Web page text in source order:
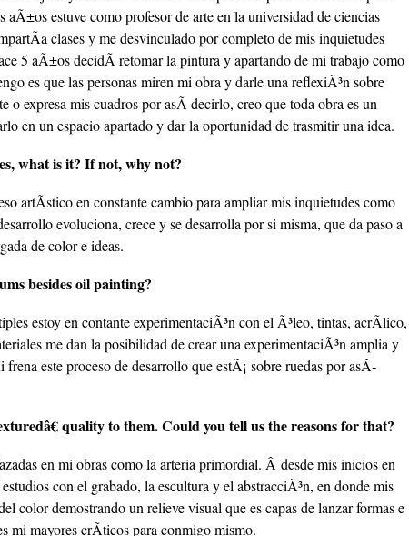
estuve como profesor de arte en la universidad de ciencias
clases y me desvinculado por completo de mis inquietudes
5 aÃ±os decidÃ­ retomar la pintura y apartando de mi trabajo como
es que las personas miren mi obra y darle una reflexiÃ³n sobre
o expresa mis cuadros por asÃ­ decirlo, creo que toda obra es un
en un espacio apartado y dar la oportunidad de trasmitir una idea.
what is it? If not, why not?
artÃ­stico en constante cambio para ampliar mis inquietudes como
evoluciona, crece y se desarrolla por si misma, que da paso a
de color e ideas.
besides oil painting?
estoy en contante experimentaciÃ³n con el Ã³leo, tintas, acrÃ­lico,
me dan la posibilidad de crear una experimentaciÃ³n amplia y
este proceso de desarrollo que estÃ¡ sobre ruedas por asÃ­
quality to them. Could you tell us the reasons for that?
en mi obras como la arteria primordial. Â desde mis inicios en
con el grabado, la escultura y el abstracciÃ³n, en donde mis
color demostrando un relieve visual que es capas de lanzar formas e
mi mayores crÃ­ticos para conmigo mismo.